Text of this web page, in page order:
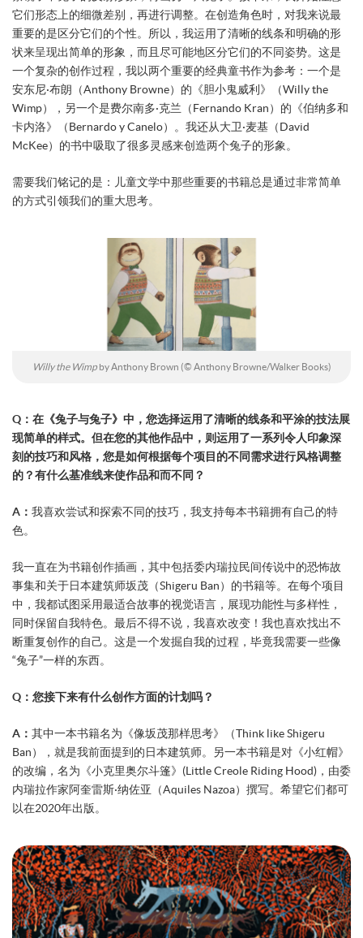
它们形态上的细微差别，再进行调整。在创造角色时，对我来说最
重要的是区分它们的个性。所以，我运用了清晰的线条和明确的形
状来呈现出简单的形象，而且尽可能地区分它们的不同姿势。这是
一个复杂的创作过程，我以两个重要的经典童书作为参考：一个是
安东尼·布朗（Anthony Browne）的《胆小鬼威利》（Willy the
Wimp），另一个是费尔南多·克兰（Fernando Kran）的《伯纳多和
卡内洛》（Bernardo y Canelo）。我还从大卫·麦基（David
McKee）的书中吸取了很多灵感来创造两个兔子的形象。
需要我们铭记的是：儿童文学中那些重要的书籍总是通过非常简单
的方式引领我们的重大思考。
Willy the Wimpby Anthony Brown (© Anthony Browne/Walker Books)
Q：在《兔子与兔子》中，您选择运用了清晰的线条和平涂的技法展
现简单的样式。但在您的其他作品中，则运用了一系列令人印象深
刻的技巧和风格，您是如何根据每个项目的不同需求进行风格调整
的？有什么基准线来使作品和而不同？
A： 我喜欢尝试和探索不同的技巧，我支持每本书籍拥有自己的特
色。
我一直在为书籍创作插画，其中包括委内瑞拉民间传说中的恐怖故
事集和关于日本建筑师坂茂（Shigeru Ban）的书籍等。在每个项目
中，我都试图采用最适合故事的视觉语言，展现功能性与多样性，
同时保留自我特色。最后不得不说，我喜欢改变！我也喜欢找出不
断重复创作的自己。这是一个发掘自我的过程，毕竟我需要一些像
“兔子”一样的东西。
Q：您接下来有什么创作方面的计划吗？
A： 其中一本书籍名为《像坂茂那样思考》（Think like Shigeru
Ban），就是我前面提到的日本建筑师。另一本书籍是对《小红帽》
的改编，名为《小克里奥尔斗篷》(Little Creole Riding Hood)，由委
内瑞拉作家阿奎雷斯·纳佐亚（Aquiles Nazoa）撰写。希望它们都可
以在2020年出版。